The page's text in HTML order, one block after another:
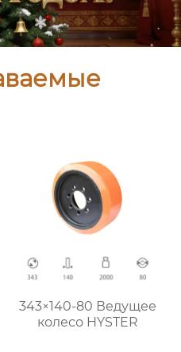
343×140-80 Ведущее
колесо HYSTER